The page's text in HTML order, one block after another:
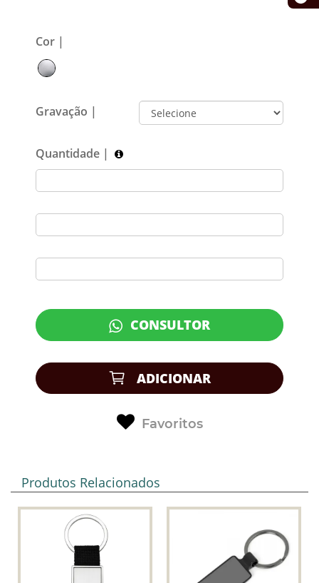
Cor |
Gravação |
Quantidade |
CONSULTOR
ADICIONAR
Favoritos
Produtos Relacionados